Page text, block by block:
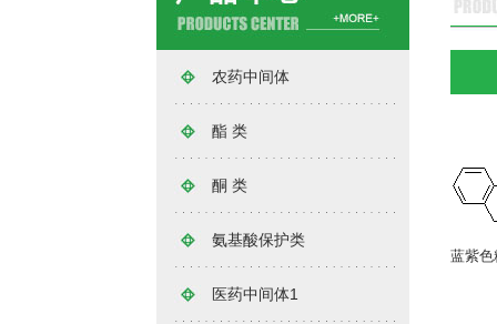
农药中间体
酯 类
酮 类
氨基酸保护类
医药中间体1
蓝紫色